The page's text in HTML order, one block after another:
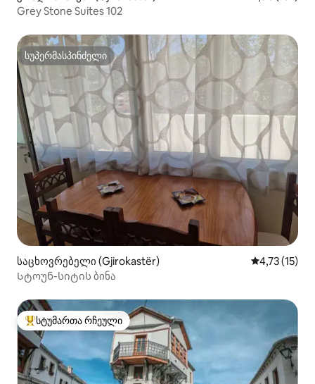
Grey Stone Suites 102
სუპერმასპინძელი
სუპერმასპინძელი
საცხოვრებელი (Gjirokastër) საშუალო
4,73 (15)
Სტოუნ-სიტის ბინა
სტუმართა რჩეული მოწინავე ვარიანტი
სტუმართა რჩეული